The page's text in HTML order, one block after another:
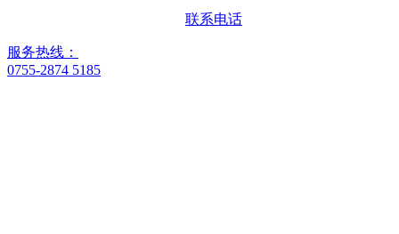
联系电话
服务热线：
0755-2874 5185